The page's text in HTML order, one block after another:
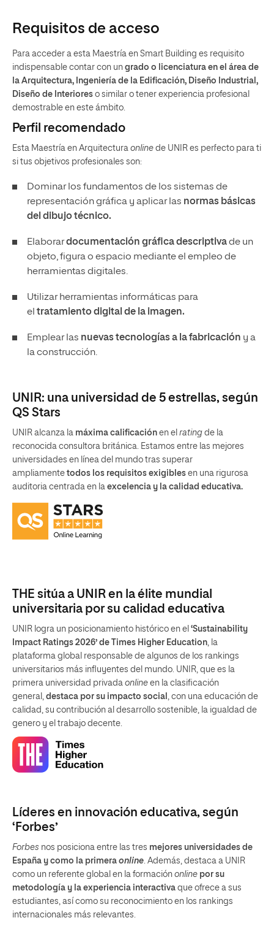
Requisitos de acceso
Para acceder a esta Maestría en Smart Building es requisito
indispensable contar con un grado o licenciatura en el área de
la Arquitectura, Ingeniería de la Edificación, Diseño Industrial,
Diseño de Interiores o similar o tener experiencia profesional
demostrable en este ámbito.
Perfil recomendado
Esta Maestría en Arquitectura online de UNIR es perfecto para ti
si tus objetivos profesionales son:
Dominar los fundamentos de los sistemas de
representación gráfica y aplicar las normas básicas
del dibujo técnico.
Elaborardocumentación gráfica descriptivade un
objeto, figura o espacio mediante el empleo de
herramientas digitales.
Utilizar herramientas informáticas para
el tratamiento digital de la imagen.
Emplear las nuevas tecnologías a la fabricación y a
la construcción.
UNIR: una universidad de 5 estrellas, según
QS Stars
UNIR alcanza la máxima calificación en el rating de la
reconocida consultora británica. Estamos entre las mejores
universidades en línea del mundo tras superar
ampliamente todos los requisitos exigibles en una rigurosa
auditoria centrada en la excelencia y la calidad educativa.
THE sitúa a UNIR en la élite mundial
universitaria por su calidad educativa
UNIR logra un posicionamiento histórico en el ‘Sustainability
Impact Ratings 2026’ de Times Higher Education , la
plataforma global responsable de algunos de los rankings
universitarios más influyentes del mundo. UNIR, que es la
primera universidad privada online en la clasificación
general, destaca por su impacto social
, con una educación de
calidad, su contribución al desarrollo sostenible, la igualdad de
genero y el trabajo decente.
Líderes en innovación educativa, según
‘Forbes’
Forbes nos posiciona entre las tres mejores universidades de
España y como la primera online. Además, destaca a UNIR
como un referente global en la formación online por su
metodología y la experiencia interactiva que ofrece a sus
estudiantes, así como su reconocimiento en los rankings
internacionales más relevantes.